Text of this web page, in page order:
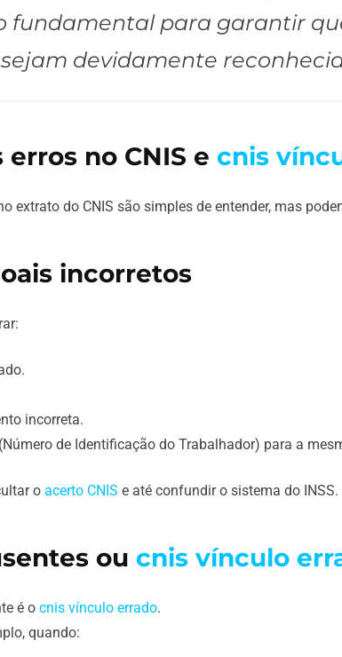
fundamental para garantir
devidamente
erros no CNIS e cnis
extrato do CNIS são simples de entender, mas
incorretos
incorreta.
de Identificação do Trabalhador) para a
o acerto CNIS e até confundir o sistema do INSS.
ou cnis vínculo
é o cnis vínculo errado.
quando: